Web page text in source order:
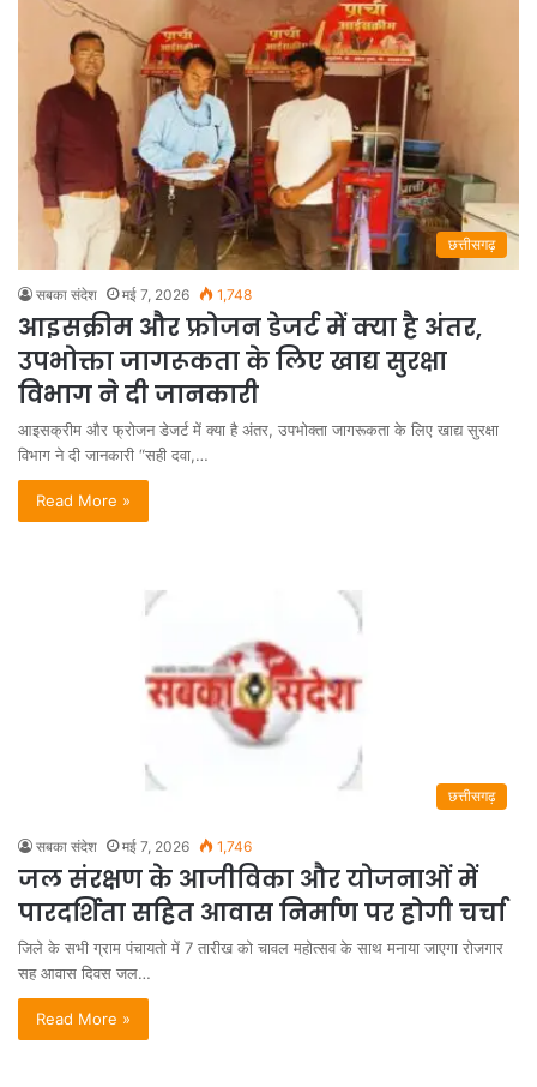
छत्तीसगढ़
सबका संदेश मई 7, 2026 1,748
आइसक्रीम और फ्रोजन डेजर्ट में क्या है अंतर,
उपभोक्ता जागरूकता के लिए खाद्य सुरक्षा
विभाग ने दी जानकारी
आइसक्रीम और फ्रोजन डेजर्ट में क्या है अंतर, उपभोक्ता जागरूकता के लिए खाद्य सुरक्षा
विभाग ने दी जानकारी “सही दवा,…
Read More »
छत्तीसगढ़
सबका संदेश मई 7, 2026 1,746
जल संरक्षण के आजीविका और योजनाओं में
पारदर्शिता सहित आवास निर्माण पर होगी चर्चा
जिले के सभी ग्राम पंचायतो में 7 तारीख को चावल महोत्सव के साथ मनाया जाएगा रोजगार
सह आवास दिवस जल…
Read More »